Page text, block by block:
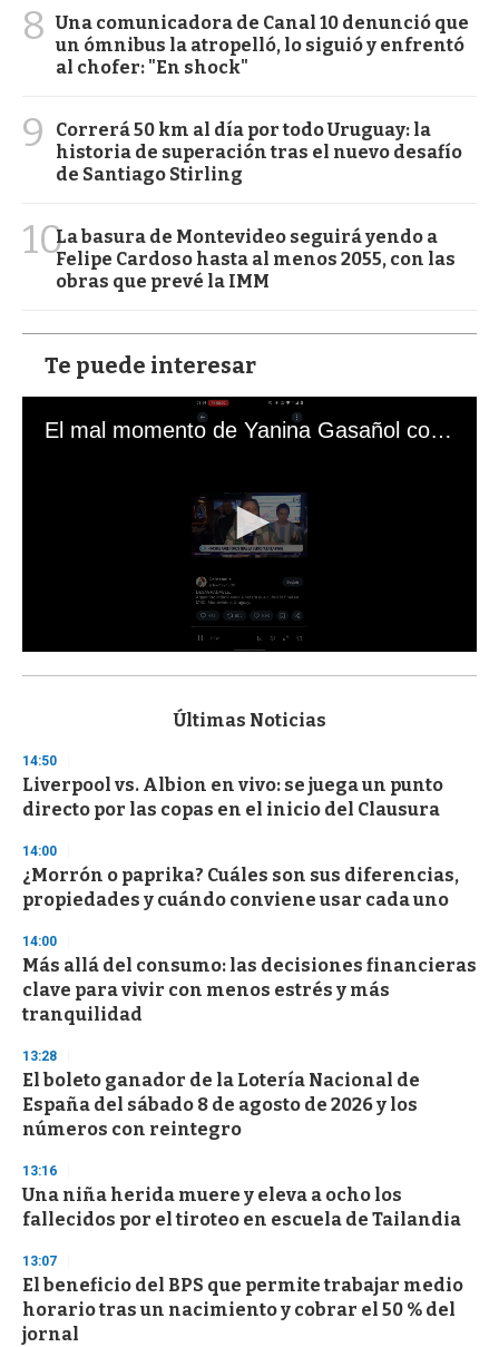
8 Una comunicadora de Canal 10 denunció que
un ómnibus la atropelló, lo siguió y enfrentó
al chofer: "En shock"
9
Correrá 50 km al día por todo Uruguay: la
historia de superación tras el nuevo desafío
de Santiago Stirling
10La basura de Montevideo seguirá yendo a
Felipe Cardoso hasta al menos 2055, con las
obras que prevé la IMM
Te puede interesar
El mal momento de Yanina Gasañol con un hincha argentino en "Subrayado"
s
d
s
o
f
3
s
e
c
n
d
Últimas Noticias
14:50
Liverpool vs. Albion en vivo: se juega un punto
directo por las copas en el inicio del Clausura
14:00
¿Morrón o paprika? Cuáles son sus diferencias,
propiedades y cuándo conviene usar cada uno
14:00
Más allá del consumo: las decisiones financieras
clave para vivir con menos estrés y más
tranquilidad
13:28
El boleto ganador de la Lotería Nacional de
España del sábado 8 de agosto de 2026 y los
números con reintegro
13:16
Una niña herida muere y eleva a ocho los
fallecidos por el tiroteo en escuela de Tailandia
13:07
El beneficio del BPS que permite trabajar medio
horario tras un nacimiento y cobrar el 50 % del
jornal